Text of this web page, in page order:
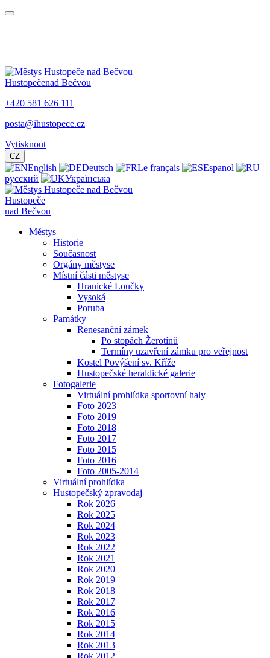
Hustopečenad Bečvou
+420 581 626 111
posta@ihustopece.cz
Vytisknout
CZ
English Deutsch Le français
Espanol
русский
Українська
Hustopeče
nad Bečvou
Městys
Historie
Současnost
Orgány městyse
Místní části městyse
Hranické Loučky
Vysoká
Poruba
Památky
Renesanční zámek
Po stopách Žerotínů
Termíny uzavření zámku pro veřejnost
Kostel Povýšení sv. Kříže
Hustopečské heraldické galerie
Fotogalerie
Virtuální prohlídka sportovní haly
Foto 2023
Foto 2019
Foto 2018
Foto 2017
Foto 2015
Foto 2016
Foto 2005-2014
Virtuální prohlídka
Hustopečský zpravodaj
Rok 2026
Rok 2025
Rok 2024
Rok 2023
Rok 2022
Rok 2021
Rok 2020
Rok 2019
Rok 2018
Rok 2017
Rok 2016
Rok 2015
Rok 2014
Rok 2013
Rok 2012